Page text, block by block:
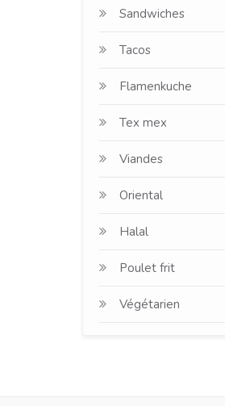
Sandwiches
Tacos
Flamenkuche
Tex mex
Viandes
Oriental
Halal
Poulet frit
Végétarien